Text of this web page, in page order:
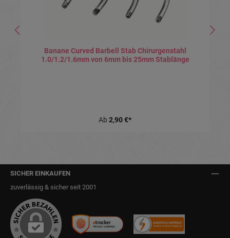
Banane Curved Barbell Stab Chirurgenstahl
1.0/1.2/1.6mm von 6mm bis 25mm Stablänge
Ab 2,90 €*
SICHER EINKAUFEN
zuverlässig & sicher seit 2001